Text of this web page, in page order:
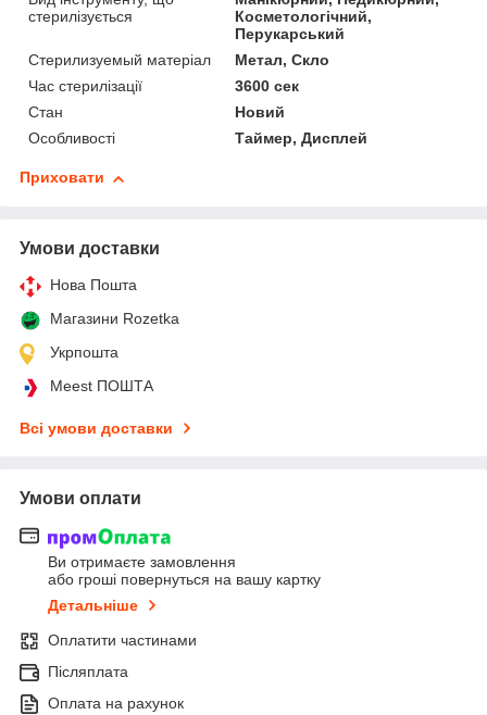
стерилізується
Косметологічний,
Перукарський
Стерилизуемый матеріал
Метал, Скло
Час стерилізації
3600 сек
Стан
Новий
Особливості
Таймер, Дисплей
Приховати
Умови доставки
Нова Пошта
Магазини Rozetka
Укрпошта
Meest ПОШТА
Всі умови доставки
Умови оплати
Ви отримаєте замовлення
або гроші повернуться на вашу картку
Детальніше
Оплатити частинами
Післяплата
Оплата на рахунок